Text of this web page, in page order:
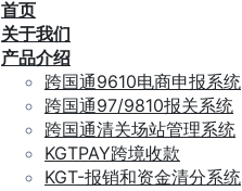
首页
关于我们
产品介绍
跨国通9610电商申报系统
跨国通97/9810报关系统
跨国通清关场站管理系统
KGTPAY跨境收款
KGT-报销和资金清分系统